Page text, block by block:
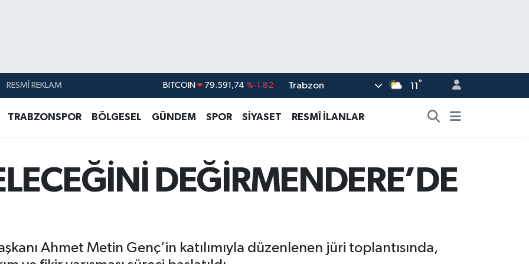
RESMÎ REKLAM DOLAR 45,43620 %0.02
BİST100 14.598,00 %0
BITCOIN 79.591,74 %-1.82
Trabzon 11 °
TRABZONSPOR BÖLGESEL GÜNDEM SPOR SİYASET RESMÎ İLANLAR
DEĞİRMENDERE’DE
Ahmet Metin Genç’in katılımıyla düzenlenen jüri toplantısında,